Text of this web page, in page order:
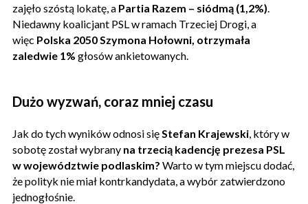
zajęło szóstą lokatę, a Partia Razem – siódmą (1,2%)
Niedawny koalicjant PSL w ramach Trzeciej Drogi, a
więc Polska 2050 Szymona Hołowni, otrzymała
zaledwie 1% głosów ankietowanych.
Dużo wyzwań, coraz mniej czasu
Jak do tych wyników odnosi się Stefan Krajewski , który w
sobotę został wybrany na trzecią kadencję prezesa PSL
w województwie podlaskim? Warto w tym miejscu dodać,
że polityk nie miał kontrkandydata, a wybór zatwierdzono
jednogłośnie.